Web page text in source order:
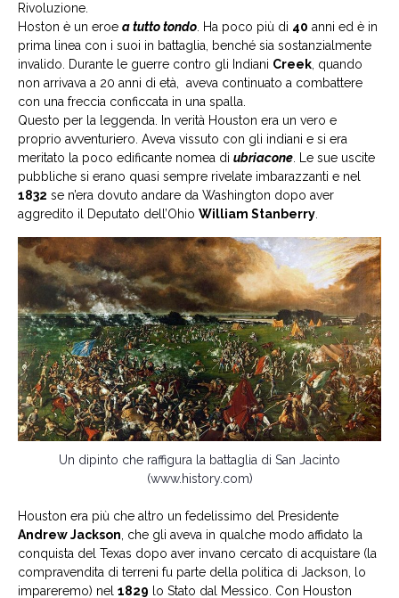
Rivoluzione.
Hoston è un eroe a tutto tondo. Ha poco più di 40 anni ed è in
prima linea con i suoi in battaglia, benché sia sostanzialmente
invalido. Durante le guerre contro gli Indiani Creek, quando
non arrivava a 20 anni di età, aveva continuato a combattere
con una freccia conficcata in una spalla.
Questo per la leggenda. In verità Houston era un vero e
proprio avventuriero. Aveva vissuto con gli indiani e si era
meritato la poco edificante nomea di ubriacone. Le sue uscite
pubbliche si erano quasi sempre rivelate imbarazzanti e nel
1832 se n’era dovuto andare da Washington dopo aver
aggredito il Deputato dell’Ohio William Stanberry.
Un dipinto che raffigura la battaglia di San Jacinto
(www.history.com)
Houston era più che altro un fedelissimo del Presidente
Andrew Jackson, che gli aveva in qualche modo affidato la
conquista del Texas dopo aver invano cercato di acquistare (la
compravendita di terreni fu parte della politica di Jackson, lo
impareremo) nel 1829 lo Stato dal Messico. Con Houston